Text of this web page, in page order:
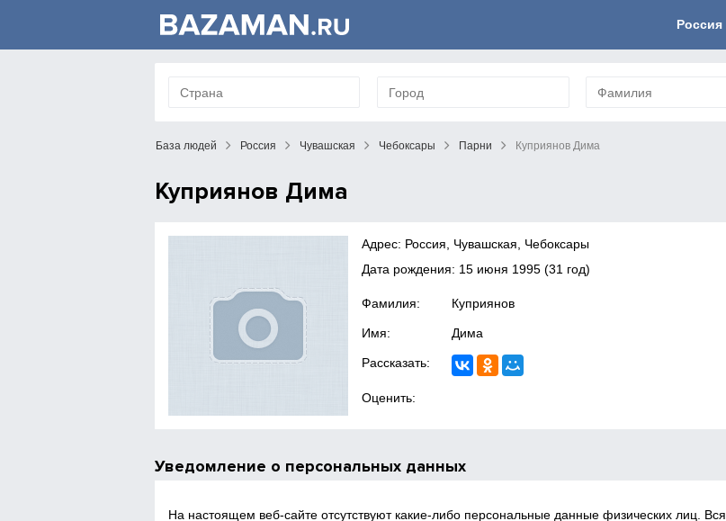
Россия
База людей Россия Чувашская Чебоксары Парни Куприянов Дима
Куприянов Дима
Адрес: Россия, Чувашская, Чебоксары
Дата рождения: 15 июня 1995 (31 год)
Фамилия: Куприянов
Имя: Дима
Рассказать:
Оценить:
Уведомление о персональных данных
На настоящем веб‑сайте отсутствуют какие‑либо персональные данные физических лиц. Вся